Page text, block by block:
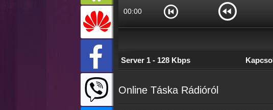
00:00
Server 1 - 128 Kbps
Online Táska Rádióról